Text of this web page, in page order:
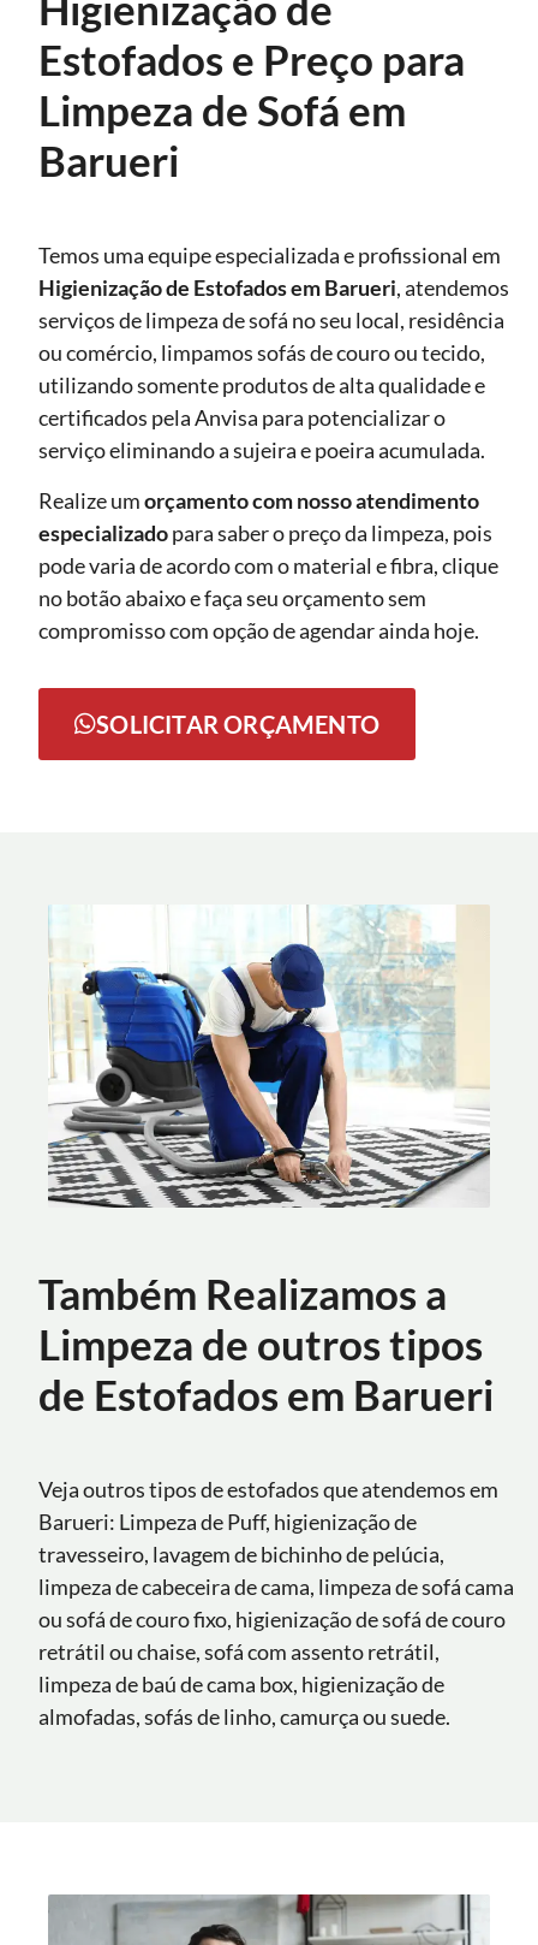
Estofados e Preço para
Limpeza de Sofá em
Barueri
Temos uma equipe especializada e profissional em
Higienização de Estofadosem Barueri, atendemos
serviços de limpeza de sofá no seu local, residência
ou comércio, limpamos sofás de couro ou tecido,
utilizando somente produtos de alta qualidade e
certificados pela Anvisa para potencializar o
serviço eliminando a sujeira e poeira acumulada.
Realize umorçamento com nosso atendimento
especializadopara saber o preço da limpeza, pois
pode varia de acordo com o material e fibra, clique
no botão abaixo e faça seu orçamento sem
compromisso com opção de agendar ainda hoje.
SOLICITAR ORÇAMENTO
Também Realizamos a
Limpeza de outros tipos
de Estofados em Barueri
Veja outros tipos de estofados que atendemos em
Barueri: Limpeza de Puff, higienização de
travesseiro, lavagem de bichinho de pelúcia,
limpeza de cabeceira de cama, limpeza de sofá cama
ou sofá de couro fixo, higienização de sofá de couro
retrátil ou chaise, sofá com assento retrátil,
limpeza de baú de cama box, higienização de
almofadas, sofás de linho, camurça ou suede.